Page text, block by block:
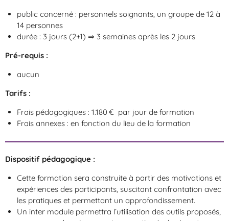
public concerné : personnels soignants, un groupe de 12 à
14 personnes
durée : 3 jours (2+1) ⇒ 3 semaines après les 2 jours
Pré-requis :
aucun
Tarifs :
Frais pédagogiques : 1.180 € par jour de formation
Frais annexes : en fonction du lieu de la formation
Dispositif pédagogique :
Cette formation sera construite à partir des motivations et
expériences des participants, suscitant confrontation avec
les pratiques et permettant un approfondissement.
Un inter module permettra l’utilisation des outils proposés,